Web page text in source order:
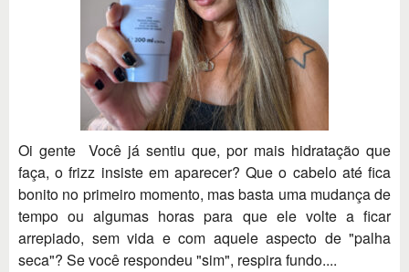
Oi gente Você já sentiu que, por mais hidratação que
faça, o frizz insiste em aparecer? Que o cabelo até fica
bonito no primeiro momento, mas basta uma mudança de
tempo ou algumas horas para que ele volte a ficar
arrepiado, sem vida e com aquele aspecto de "palha
seca"? Se você respondeu "sim", respira fundo....